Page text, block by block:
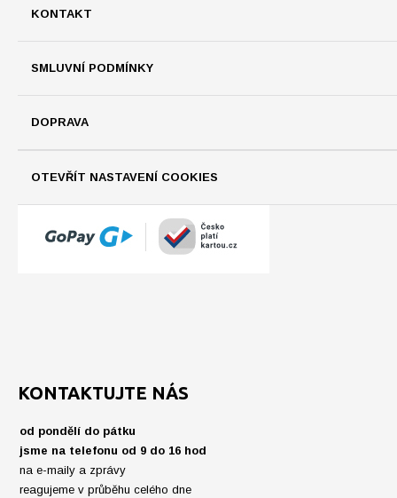
KONTAKT
SMLUVNÍ PODMÍNKY
DOPRAVA
OTEVŘÍT NASTAVENÍ COOKIES
KONTAKTUJTE NÁS
od pondělí do pátku
jsme na telefonu od 9 do 16 hod
na e-maily a zprávy
reagujeme v průběhu celého dne